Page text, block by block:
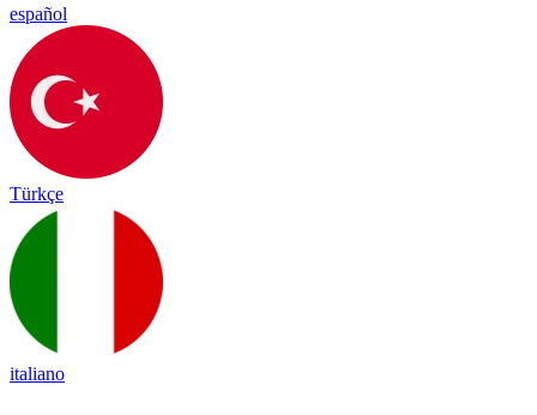
español
Türkçe
italiano